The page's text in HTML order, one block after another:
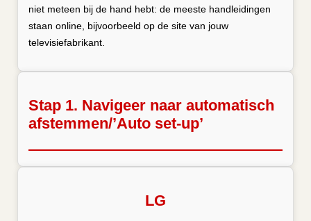
niet meteen bij de hand hebt: de meeste handleidingen
staan online, bijvoorbeeld op de site van jouw
televisiefabrikant.
Stap 1. Navigeer naar automatisch
afstemmen/’Auto set-up’
LG